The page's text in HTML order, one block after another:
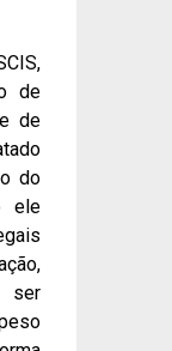
de
de
do
ele